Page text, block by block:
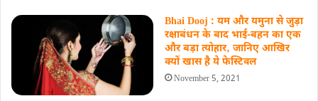
Bhai Dooj : यम और यमुना से जुड़ा
रक्षाबंधन के बाद भाई-बहन का एक
और बड़ा त्योहार‚ जानिए आखिर
क्यों खास है ये फेस्टिवल
November 5, 2021